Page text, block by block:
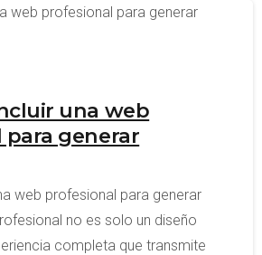
una web
generar
web profesional para generar
no es solo un diseño
completa que transmite